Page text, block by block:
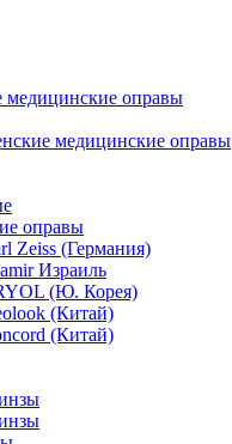
оправы
медицинские оправы
оправы
Zeiss (Германия)
Израиль
(Ю. Корея)
(Китай)
(Китай)